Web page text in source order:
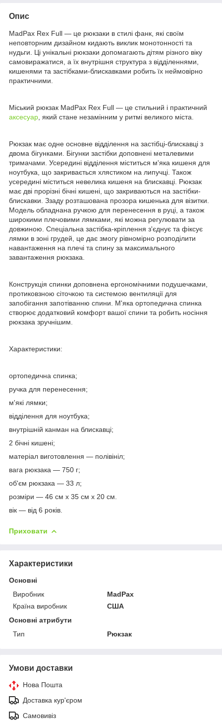
Опис
MadPax Rex Full — це рюкзаки в стилі фанк, які своїм
неповторним дизайном кидають виклик монотонності та
нудьги. Ці унікальні рюкзаки допомагають дітям різного віку
самовиражатися, а їх внутрішня структура з відділеннями,
кишенями та застібками-блискавками робить їх неймовірно
практичними.
Міський рюкзак MadPax Rex Full — це стильний і практичний
аксесуар , який стане незамінним у ритмі великого міста.
Рюкзак має одне основне відділення на застібці-блискавці з
двома бігунками. Бігунки застібки доповнені металевими
тримачами. Усередині відділення міститься м'яка кишеня для
ноутбука, що закривається хлястиком на липучці. Також
усередині міститься невелика кишеня на блискавці. Рюкзак
має дві прорізні бічні кишені, що закриваються на застібки-
блискавки. Ззаду розташована прозора кишенька для візитки.
Модель обладнана ручкою для перенесення в руці, а також
широкими плечовими лямками, які можна регулювати за
довжиною. Спеціальна застібка-кріплення з'єднує та фіксує
лямки в зоні грудей, це дає змогу рівномірно розподілити
навантаження на плечі та спину за максимального
завантаження рюкзака.
Конструкція спинки доповнена ергономічними подушечками,
протиковзною сіточкою та системою вентиляції для
запобігання запотіванню спини. М'яка ортопедична спинка
створює додатковий комфорт вашої спини та робить носіння
рюкзака зручнішим.
Характеристики:
ортопедична спинка;
ручка для перенесення;
м'які лямки;
відділення для ноутбука;
внутрішній канман на блискавці;
2 бічні кишені;
матеріал виготовлення — полівініл;
вага рюкзака — 750 г;
об'єм рюкзака — 33 л;
розміри — 46 см х 35 см х 20 см.
вік — від 6 років.
Приховати
Характеристики
Основні
Виробник
MadPax
Країна виробник
США
Основні атрибути
Тип
Рюкзак
Умови доставки
Нова Пошта
Доставка кур'єром
Самовивіз